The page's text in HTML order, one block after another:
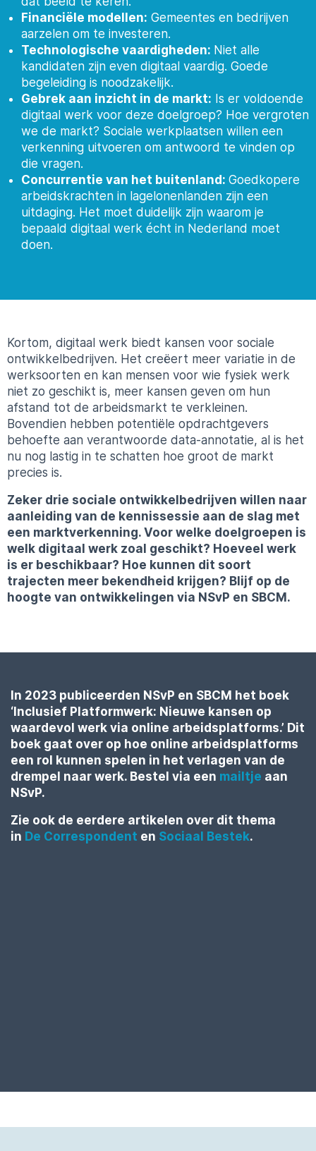
Financiële modellen: Gemeentes en bedrijven
aarzelen om te investeren.
Technologische vaardigheden: Niet alle
kandidaten zijn even digitaal vaardig. Goede
begeleiding is noodzakelijk.
Gebrek aan inzicht in de markt: Is er voldoende
digitaal werk voor deze doelgroep? Hoe vergroten
we de markt? Sociale werkplaatsen willen een
verkenning uitvoeren om antwoord te vinden op
die vragen.
Concurrentie van het buitenland: Goedkopere
arbeidskrachten in lagelonenlanden zijn een
uitdaging. Het moet duidelijk zijn waarom je
bepaald digitaal werk écht in Nederland moet
doen.
Kortom, digitaal werk biedt kansen voor sociale
ontwikkelbedrijven. Het creëert meer variatie in de
werksoorten en kan mensen voor wie fysiek werk
niet zo geschikt is, meer kansen geven om hun
afstand tot de arbeidsmarkt te verkleinen.
Bovendien hebben potentiële opdrachtgevers
behoefte aan verantwoorde data-annotatie, al is het
nu nog lastig in te schatten hoe groot de markt
precies is.
Zeker drie sociale ontwikkelbedrijven willen naar
aanleiding van de kennissessie aan de slag met
een marktverkenning. Voor welke doelgroepen is
welk digitaal werk zoal geschikt? Hoeveel werk
is er beschikbaar? Hoe kunnen dit soort
trajecten meer bekendheid krijgen? Blijf op de
hoogte van ontwikkelingen via NSvP en SBCM.
In 2023 publiceerden NSvP en SBCM het boek
‘Inclusief Platformwerk: Nieuwe kansen op
waardevol werk via online arbeidsplatforms.’ Dit
boek gaat over op hoe online arbeidsplatforms
een rol kunnen spelen in het verlagen van de
drempel naar werk. Bestel via een mailtje aan
NSvP.
Zie ook de eerdere artikelen over dit thema
in De Correspondent en Sociaal Bestek.